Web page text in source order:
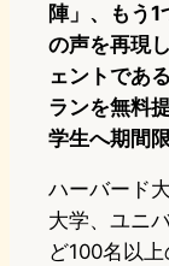
陣」、もう
の声を再現
ェントであ
ランを無料
学生へ期間
ハーバード
大学、ユニ
ど100名以